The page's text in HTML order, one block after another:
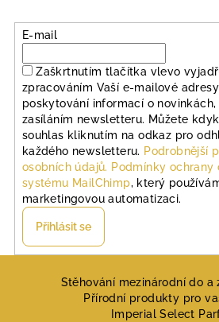
E-mail
Zaškrtnutím tlačítka vlevo
zpracováním Vaší e-mailové
poskytování informací o
zasíláním newsletteru. Můžete
souhlas kliknutím na odkaz pro
každého newsletteru. Podrobnější
osobních údajů. Podmínky ochrany
systému MailChimp, který
marketingovou automatizaci.
Přihlásit se
Stěhování mezinárodní do a
Přírodní produkty pro
Imperial Select